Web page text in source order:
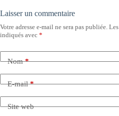
Laisser un commentaire
Votre adresse e-mail ne sera pas publiée.
indiqués avec *
Nom*
E-mail*
Site web